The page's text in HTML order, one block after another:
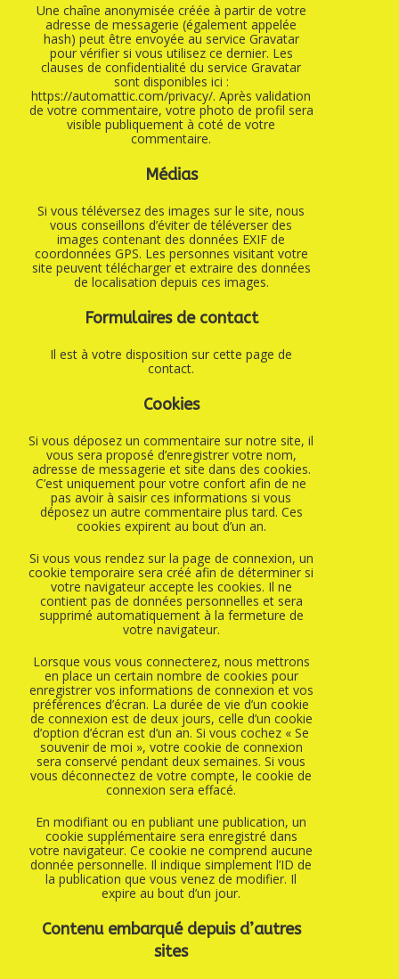
Une chaîne anonymisée créée à partir de votre
adresse de messagerie (également appelée
hash) peut être envoyée au service Gravatar
pour vérifier si vous utilisez ce dernier. Les
clauses de confidentialité du service Gravatar
sont disponibles ici :
https://automattic.com/privacy/. Après validation
de votre commentaire, votre photo de profil sera
visible publiquement à coté de votre
commentaire.
Médias
Si vous téléversez des images sur le site, nous
vous conseillons d’éviter de téléverser des
images contenant des données EXIF de
coordonnées GPS. Les personnes visitant votre
site peuvent télécharger et extraire des données
de localisation depuis ces images.
Formulaires de contact
Il est à votre disposition sur cette page de
contact.
Cookies
Si vous déposez un commentaire sur notre site, il
vous sera proposé d’enregistrer votre nom,
adresse de messagerie et site dans des cookies.
C’est uniquement pour votre confort afin de ne
pas avoir à saisir ces informations si vous
déposez un autre commentaire plus tard. Ces
cookies expirent au bout d’un an.
Si vous vous rendez sur la page de connexion, un
cookie temporaire sera créé afin de déterminer si
votre navigateur accepte les cookies. Il ne
contient pas de données personnelles et sera
supprimé automatiquement à la fermeture de
votre navigateur.
Lorsque vous vous connecterez, nous mettrons
en place un certain nombre de cookies pour
enregistrer vos informations de connexion et vos
préférences d’écran. La durée de vie d’un cookie
de connexion est de deux jours, celle d’un cookie
d’option d’écran est d’un an. Si vous cochez « Se
souvenir de moi », votre cookie de connexion
sera conservé pendant deux semaines. Si vous
vous déconnectez de votre compte, le cookie de
connexion sera effacé.
En modifiant ou en publiant une publication, un
cookie supplémentaire sera enregistré dans
votre navigateur. Ce cookie ne comprend aucune
donnée personnelle. Il indique simplement l’ID de
la publication que vous venez de modifier. Il
expire au bout d’un jour.
Contenu embarqué depuis d’autres
sites